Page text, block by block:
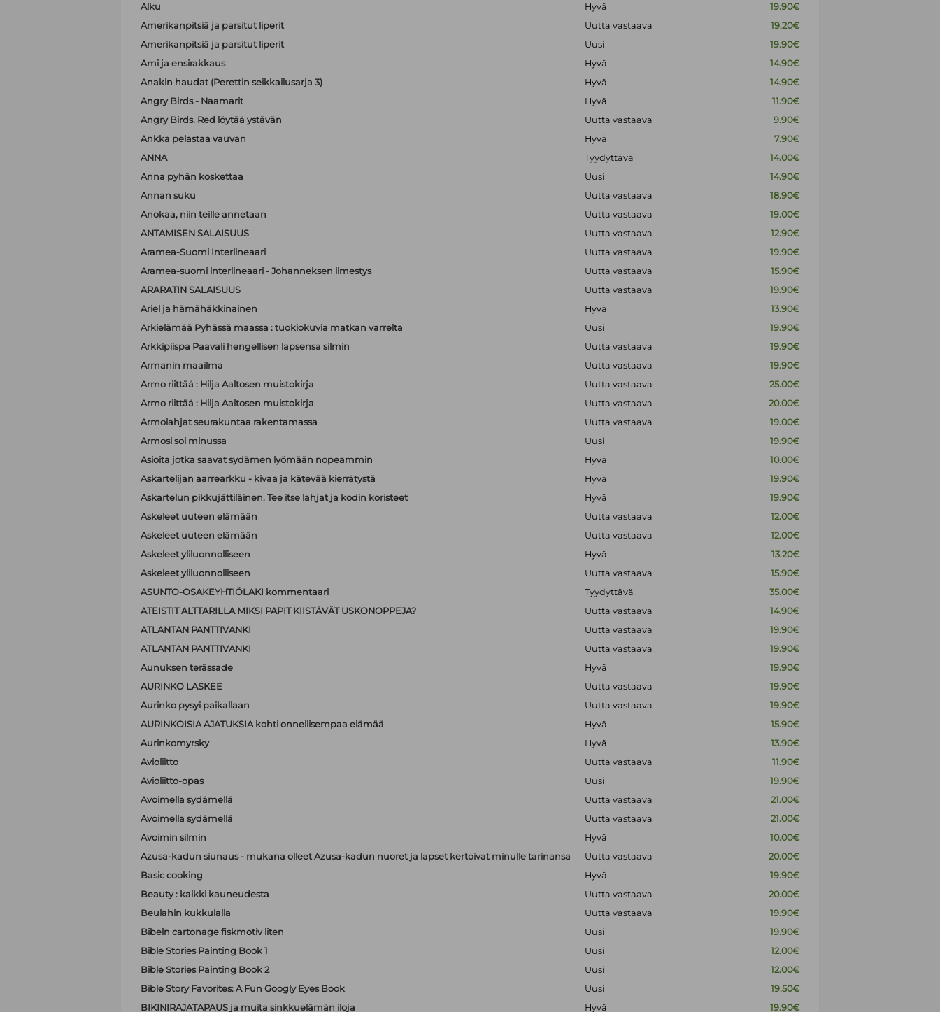
Alku
Hyvä
19.90€
Amerikanpitsiä ja parsitut liperit
Uutta vastaava
19.20€
Amerikanpitsiä ja parsitut liperit
Uusi
19.90€
Ami ja ensirakkaus
Hyvä
14.90€
Anakin haudat (Perettin seikkailusarja 3)
Hyvä
14.90€
Angry Birds - Naamarit
Hyvä
11.90€
Angry Birds. Red löytää ystävän
Uutta vastaava
9.90€
Ankka pelastaa vauvan
Hyvä
7.90€
ANNA
Tyydyttävä
14.00€
Anna pyhän koskettaa
Uusi
14.90€
Annan suku
Uutta vastaava
18.90€
Anokaa, niin teille annetaan
Uutta vastaava
19.00€
ANTAMISEN SALAISUUS
Uutta vastaava
12.90€
Aramea-Suomi Interlineaari
Uutta vastaava
19.90€
Aramea-suomi interlineaari - Johanneksen ilmestys
Uutta vastaava
15.90€
ARARATIN SALAISUUS
Uutta vastaava
19.90€
Ariel ja hämähäkkinainen
Hyvä
13.90€
Arkielämää Pyhässä maassa : tuokiokuvia matkan varrelta
Uusi
19.90€
Arkkipiispa Paavali hengellisen lapsensa silmin
Uutta vastaava
19.90€
Armanin maailma
Uutta vastaava
19.90€
Armo riittää : Hilja Aaltosen muistokirja
Uutta vastaava
25.00€
Armo riittää : Hilja Aaltosen muistokirja
Uutta vastaava
20.00€
Armolahjat seurakuntaa rakentamassa
Uutta vastaava
19.00€
Armosi soi minussa
Uusi
19.90€
Asioita jotka saavat sydämen lyömään nopeammin
Hyvä
10.00€
Askartelijan aarrearkku - kivaa ja kätevää kierrätystä
Hyvä
19.90€
Askartelun pikkujättiläinen. Tee itse lahjat ja kodin koristeet
Hyvä
19.90€
Askeleet uuteen elämään
Uutta vastaava
12.00€
Askeleet uuteen elämään
Uutta vastaava
12.00€
Askeleet yliluonnolliseen
Hyvä
13.20€
Askeleet yliluonnolliseen
Uutta vastaava
15.90€
ASUNTO-OSAKEYHTIÖLAKI kommentaari
Tyydyttävä
35.00€
ATEISTIT ALTTARILLA MIKSI PAPIT KIISTÄVÄT USKONOPPEJA?
Uutta vastaava
14.90€
ATLANTAN PANTTIVANKI
Uutta vastaava
19.90€
ATLANTAN PANTTIVANKI
Uutta vastaava
19.90€
Aunuksen terässade
Hyvä
19.90€
AURINKO LASKEE
Uutta vastaava
19.90€
Aurinko pysyi paikallaan
Uutta vastaava
19.90€
AURINKOISIA AJATUKSIA kohti onnellisempaa elämää
Hyvä
15.90€
Aurinkomyrsky
Hyvä
13.90€
Avioliitto
Uutta vastaava
11.90€
Avioliitto-opas
Uusi
19.90€
Avoimella sydämellä
Uutta vastaava
21.00€
Avoimella sydämellä
Uutta vastaava
21.00€
Avoimin silmin
Hyvä
10.00€
Azusa-kadun siunaus - mukana olleet Azusa-kadun nuoret ja lapset kertoivat minulle tarinansa
Uutta vastaava
20.00€
Basic cooking
Hyvä
19.90€
Beauty : kaikki kauneudesta
Uutta vastaava
20.00€
Beulahin kukkulalla
Uutta vastaava
19.90€
Bibeln cartonage fiskmotiv liten
Uusi
19.90€
Bible Stories Painting Book 1
Uusi
12.00€
Bible Stories Painting Book 2
Uusi
12.00€
Bible Story Favorites: A Fun Googly Eyes Book
Uusi
19.50€
BIKINIRAJATAPAUS ja muita sinkkuelämän iloja
Hyvä 19.90€